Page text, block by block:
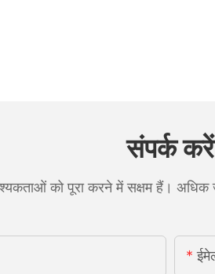
संपर्क करें
को पूरा करने में सक्षम हैं।